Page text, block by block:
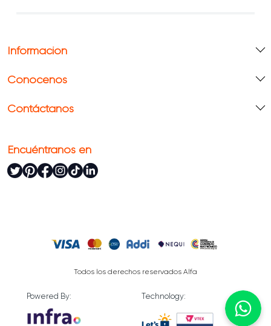
Información
Conócenos
Contáctanos
Encuéntranos en
Todos los derechos reservados Alfa
Powered By: Technology: